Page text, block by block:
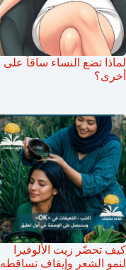
لماذا تضع النساء ساقاً على
أخرى؟
كيف تحضّر زيت الألوفيرا
لنمو الشعر وإيقاف تساقطه